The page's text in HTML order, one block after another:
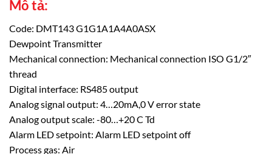
Mô tả:
Code: DMT143 G1G1A1A4A0ASX
Dewpoint Transmitter
Mechanical connection: Mechanical connection ISO G1/2″
thread
Digital interface: RS485 output
Analog signal output: 4…20mA,0 V error state
Analog output scale: -80…+20 C Td
Alarm LED setpoint: Alarm LED setpoint off
Process gas: Air